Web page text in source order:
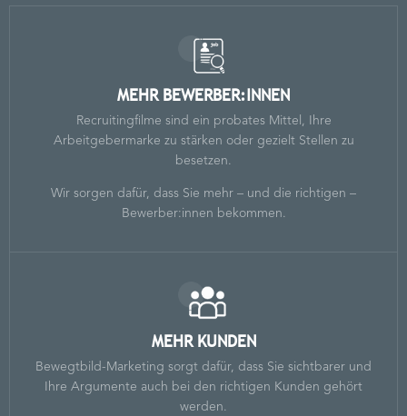
MEHR BEWERBER:INNEN
Recruitingfilme sind ein probates Mittel, Ihre
Arbeitgebermarke zu stärken oder gezielt Stellen zu
besetzen.
Wir sorgen dafür, dass Sie mehr – und die richtigen –
Bewerber:innen bekommen.
MEHR KUNDEN
Bewegtbild-Marketing sorgt dafür, dass Sie sichtbarer und
Ihre Argumente auch bei den richtigen Kunden gehört
werden.